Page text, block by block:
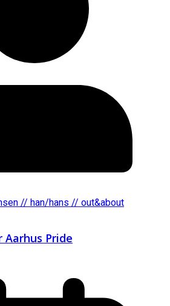
// han/hans // out&about
Pride